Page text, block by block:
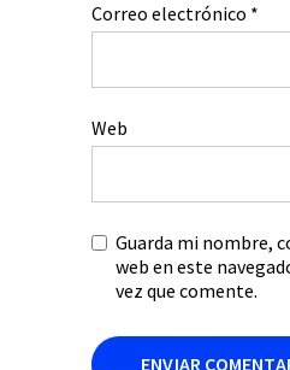
Correo electrónico *
Web
Guarda mi nombre,
web en este
vez que comente.